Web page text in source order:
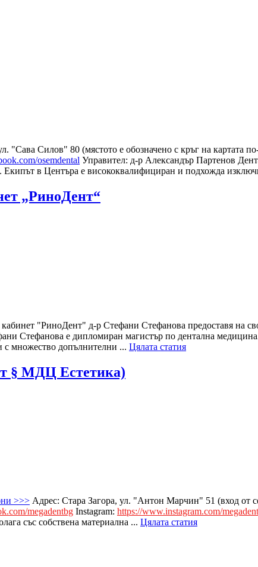
"Сава Силов" 80 (мястото е обозначено с кръг на картата
osemdental Управител: д-р Александър Партенов
в Центъра е висококвалифициран и подхожда
„РиноДент“
"РиноДент" д-р Стефани Стефанова предоставя на
Стефанова е дипломиран магистър по дентална
с множество допълнителни ... Цялата статия
§ МДЦ Естетика)
>>> Адрес: Стара Загора, ул. "Антон Марчин" 51 (вход от
megadentbg Instagram: https://www.instagram.com/
със собствена материална ... Цялата статия